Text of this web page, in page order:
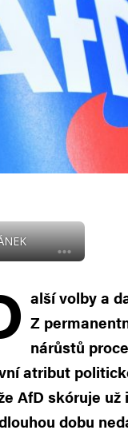
alší volby a
Z
nárůstů
atribut
AfD skóruje
dobu